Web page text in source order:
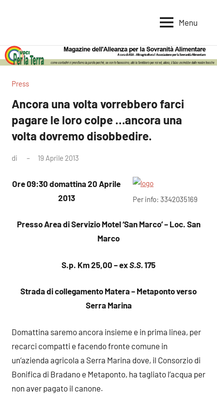
per
la
Terra
per
la
Alimentare
Menu
Press
Ancora una volta vorrebbero farci
pagare le loro colpe …ancora una
volta dovremo disobbedire.
di 19 Aprile 2013
Per info: 3342035169
Ore 09:30 domattina 20 Aprile
2013
Presso Area di Servizio Motel ‘San Marco’ – Loc. San
Marco
S.p. Km 25,00 – exS.S. 175
Strada di collegamento Matera – Metaponto verso
Serra Marina
Domattina saremo ancora insieme e in prima linea, per
recarci compatti e facendo fronte comune in
un’azienda agricola a Serra Marina dove, il Consorzio di
Bonifica di Bradano e Metaponto, ha tagliato l’acqua per
non aver pagato il canone.